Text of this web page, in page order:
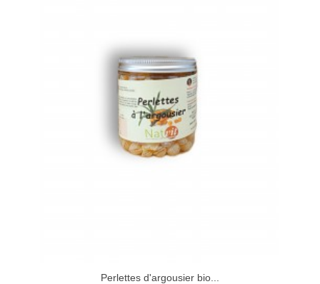
Perlettes d'argousier bio...